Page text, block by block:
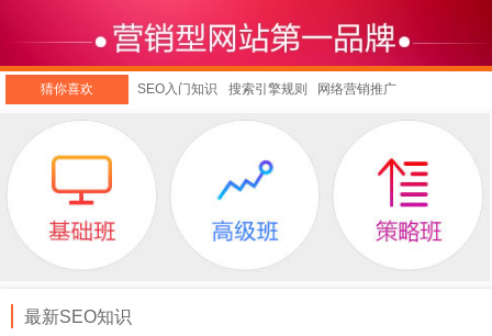
猜你喜欢 SEO入门知识 搜索引擎规则 网络营销推广
最新SEO知识